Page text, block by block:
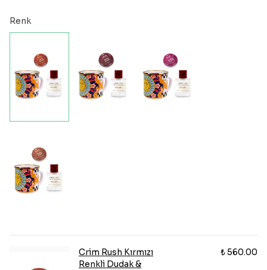
Renk
Crim Rush Kırmızı
Renkli Dudak &
₺ 560.00